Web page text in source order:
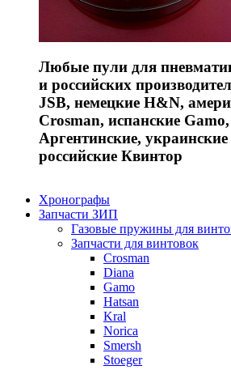
Любые пули для
и российских
JSB, немецкие H&N,
Crosman, испанские
Аргентинские,
российские Квинтор
Хронографы
Запчасти ЗИП
Газовые пружины для
Запчасти для винтовок
Crosman
Diana
Gamo
Hatsan
Kral
Norica
Smersh
Stoeger